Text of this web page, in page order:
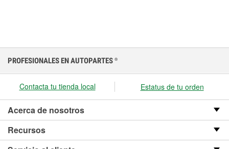
PROFESIONALES EN AUTOPARTES ®
Contacta tu tienda local Estatus de tu orden
Acerca de nosotros
Recursos